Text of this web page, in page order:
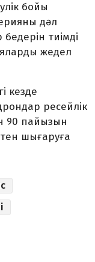
бойы
дәл
тиімді
жедел
кезде
ресейлік
90 пайызын
шығаруға